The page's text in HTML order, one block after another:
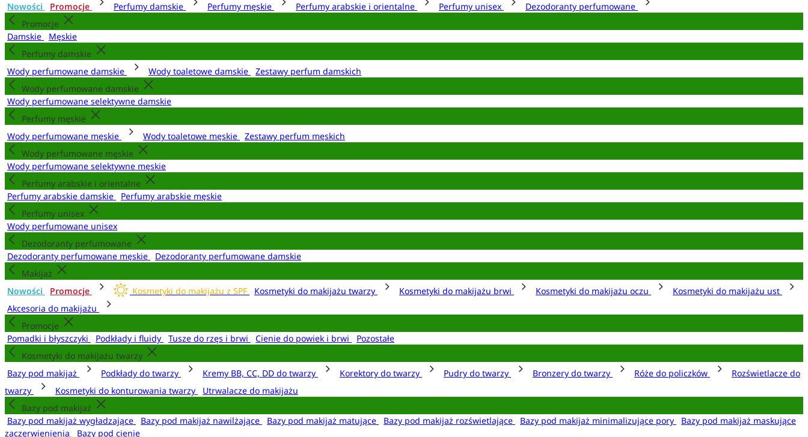
Nowości
Promocje Perfumy damskie Perfumy męskie Perfumy arabskie i orientalne Perfumy unisex
Dezodoranty perfumowane
Promocje
Damskie
Męskie
Perfumy damskie
Wody perfumowane damskie
Wody toaletowe damskie
Zestawy perfum damskich
Wody perfumowane damskie
Wody perfumowane selektywne damskie
Perfumy męskie
Wody perfumowane męskie
Wody toaletowe męskie
Zestawy perfum męskich
Wody perfumowane męskie
Wody perfumowane selektywne męskie
Perfumy arabskie i orientalne
Perfumy arabskie damskie
Perfumy arabskie męskie
Perfumy unisex
Wody perfumowane unisex
Dezodoranty perfumowane
Dezodoranty perfumowane męskie
Dezodoranty perfumowane damskie
Makijaż
Nowości
Promocje Kosmetyki do makijażu z SPF Kosmetyki do makijażu twarzy Kosmetyki do makijażu brwi Kosmetyki do makijażu oczu
Kosmetyki do makijażu ust
Akcesoria do makijażu
Promocje
Pomadki i błyszczyki
Podkłady i fluidy Tusze do rzęs i brwi Cienie do powiek i brwi
Pozostałe
Kosmetyki do makijażu twarzy
Bazy pod makijaż
Podkłady do twarzy Kremy BB, CC, DD do twarzy Korektory do twarzy Pudry do twarzy Bronzery do twarzy Róże do policzków
Rozświetlacze do
twarzy
Kosmetyki do konturowania twarzy
Utrwalacze do makijażu
Bazy pod makijaż
Bazy pod makijaż wygładzające
Bazy pod makijaż nawilżające Bazy pod makijaż matujące Bazy pod makijaż rozświetlające Bazy pod makijaż minimalizujące pory
Bazy pod makijaż maskujące
zaczerwienienia
Bazy pod cienie